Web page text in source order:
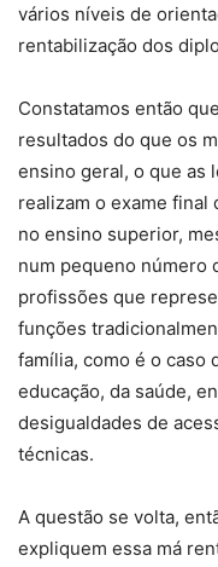
vários níveis de
rentabilização dos
Constatamos então
resultados do que os
ensino geral, o que as
realizam o exame final
no ensino superior,
num pequeno número
profissões que
funções
família, como é o caso
educação, da saúde,
desigualdades de
técnicas.
A questão se volta,
expliquem essa má